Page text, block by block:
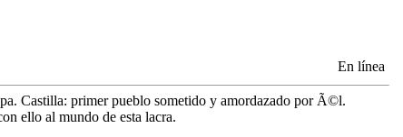
En línea
Castilla: primer pueblo sometido y amordazado por Ã©l.
ello al mundo de esta lacra.